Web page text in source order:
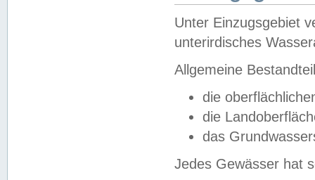
Unter Einzugsgebiet
unterirdisches
Allgemeine
die
die
das
Jedes Gewässer hat